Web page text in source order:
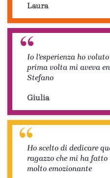
Laura
Io l'esperienza ho
prima volta mi aveva
Stefano
Giulia
Ho scelto di dedicare
ragazzo che mi ha
molto emozionante